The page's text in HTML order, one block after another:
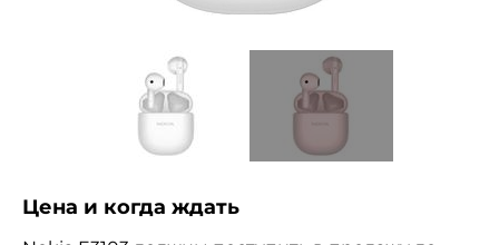
Цена и когда ждать